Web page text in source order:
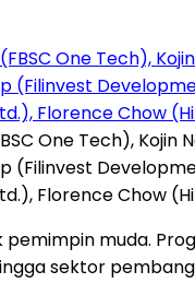
One Tech),
(Filinvest
Florence Chow
pemimpin muda.
sektor